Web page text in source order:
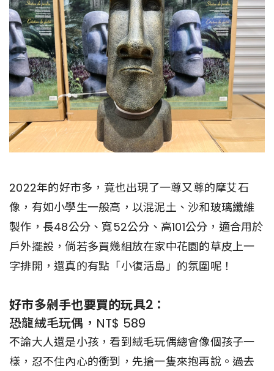
2022年的好市多，竟也出現了一尊又尊的摩艾石
像，有如小學生一般高，以混泥土、沙和玻璃纖維
製作，長48公分、寬52公分、高101公分，適合用於
戶外擺設，倘若多買幾組放在家中花園的草皮上一
字排開，還真的有點「小復活島」的氛圍呢！
好市多剁手也要買的玩具2：
恐龍絨毛玩偶，NT$ 589
不論大人還是小孩，看到絨毛玩偶總會像個孩子一
樣，忍不住內心的衝到，先搶一隻來抱再說。過去